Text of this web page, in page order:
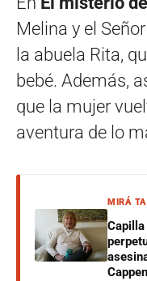
Melina y el
la abuela Rita,
bebé. Además,
que la mujer
aventura de lo
MIRÁ